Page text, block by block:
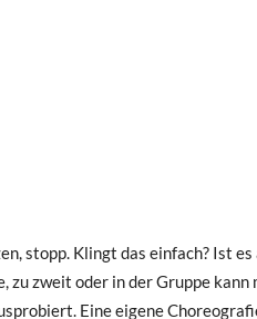
stopp. Klingt das einfach? Ist
zu zweit oder in der Gruppe
Eine eigene